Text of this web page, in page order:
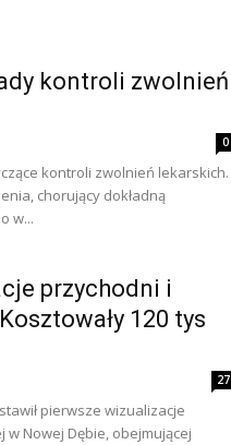
kontroli zwolnień
0
kontroli zwolnień lekarskich.
chorujący dokładną
w...
przychodni i
120 tys
27
pierwsze wizualizacje
Nowej Dębie, obejmującej